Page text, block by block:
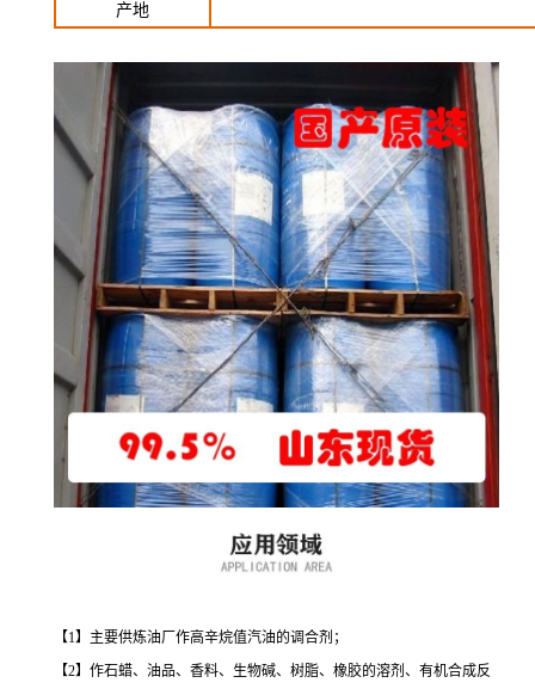
产地
【1】主要供炼油厂作高辛烷值汽油的调合剂；
【2】作石蜡、油品、香料、生物碱、树脂、橡胶的溶剂、有机合成反